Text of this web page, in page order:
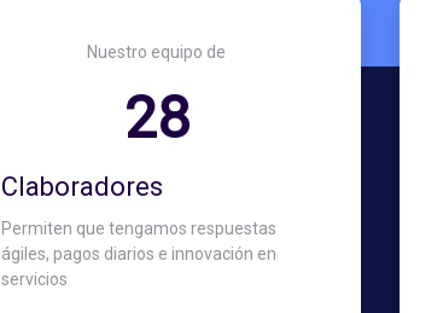
Nuestro equipo de
36
Claboradores
Permiten que tengamos respuestas
ágiles, pagos diarios e innovación en
servicios